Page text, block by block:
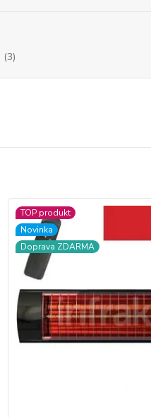
(3)
TOP produkt
Novinka
Doprava ZDARMA